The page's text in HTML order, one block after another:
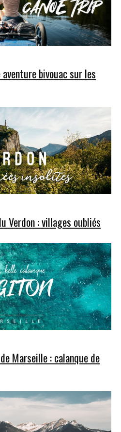
aventure bivouac sur les
Verdon : villages oubliés
Marseille : calanque de